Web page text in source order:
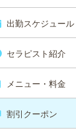
出勤スケジュール
セラピスト紹介
メニュー・料金
割引クーポン